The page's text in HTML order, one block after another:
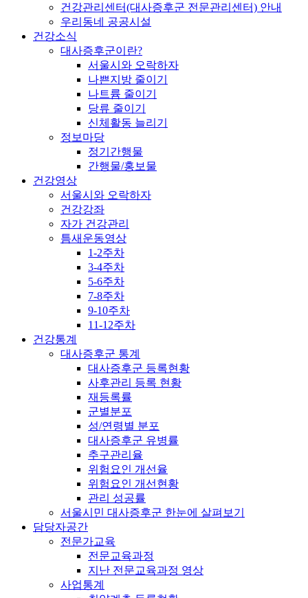
건강관리센터(대사증후군 전문관리센터) 안내
우리동네 공공시설
건강소식
대사증후군이란?
서울시와 오락하자
나쁜지방 줄이기
나트륨 줄이기
당류 줄이기
신체활동 늘리기
정보마당
정기간행물
간행물/홍보물
건강영상
서울시와 오락하자
건강강좌
자가 건강관리
틈새운동영상
1-2주차
3-4주차
5-6주차
7-8주차
9-10주차
11-12주차
건강통계
대사증후군 통계
대사증후군 등록현황
사후관리 등록 현황
재등록률
군별분포
성/연령별 분포
대사증후군 유병률
추구관리율
위험요인 개선율
위험요인 개선현황
관리 성공률
서울시민 대사증후군 한눈에 살펴보기
담당자공간
전문가교육
전문교육과정
지난 전문교육과정 영상
사업통계